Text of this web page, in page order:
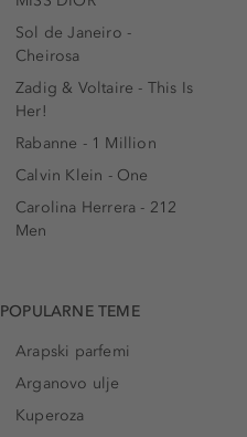
Sol de Janeiro -
Cheirosa
Zadig & Voltaire - This Is
Her!
Rabanne - 1 Million
Calvin Klein - One
Carolina Herrera - 212
Men
POPULARNE TEME
Arapski parfemi
Arganovo ulje
Kuperoza